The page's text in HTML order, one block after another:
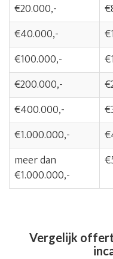
€20.000,-
€40.000,-
€100.000,-
€200.000,-
€400.000,-
€1.000.000,-
meer dan
€1.000.000,-
Vergelijk